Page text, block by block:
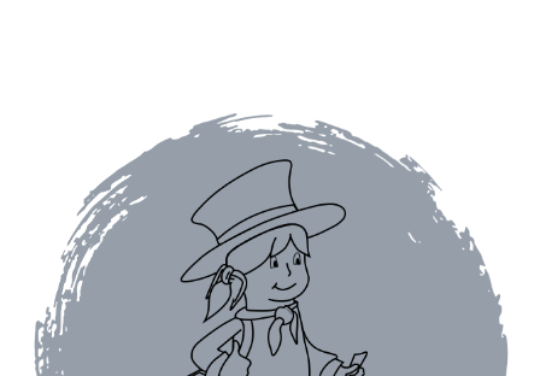
Vinaigres
Épices
Conditionnements épices